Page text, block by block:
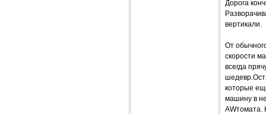
Дорога
вертикали.
От
скорости
всегда
которые
машину в
AWтомата.